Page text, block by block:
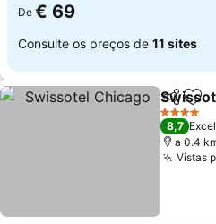
De € 69
Consulte os preços de 11 sites
Partilhar
4 Estrelas
8,7
a 0.4
Vistas